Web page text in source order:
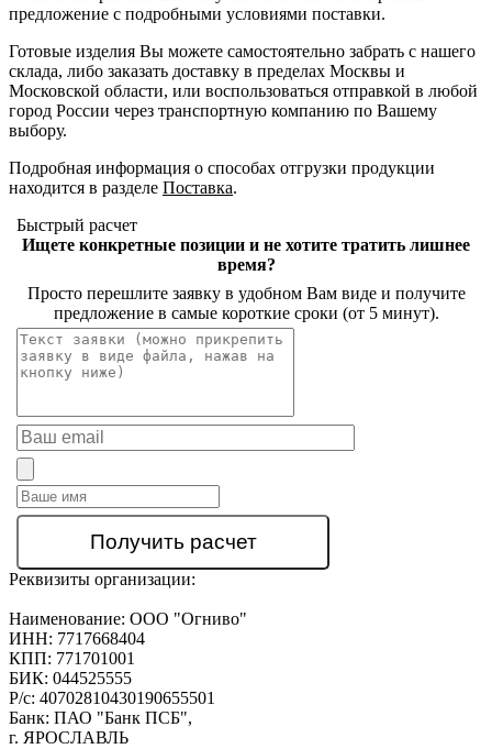
предложение с подробными условиями поставки.
Готовые изделия Вы можете самостоятельно забрать с нашего
склада, либо заказать доставку в пределах Москвы и
Московской области, или воспользоваться отправкой в любой
город России через транспортную компанию по Вашему
выбору.
Подробная информация о способах отгрузки продукции
находится в разделе Поставка.
Быстрый расчет
Ищете конкретные позиции и не хотите тратить лишнее
время?
Просто перешлите заявку в удобном Вам виде и получите
предложение в самые короткие сроки (от 5 минут).
Реквизиты организации:
Наименование: ООО "Огниво"
ИНН: 7717668404
КПП: 771701001
БИК: 044525555
Р/с: 40702810430190655501
Банк: ПАО "Банк ПСБ",
г. ЯРОСЛАВЛЬ